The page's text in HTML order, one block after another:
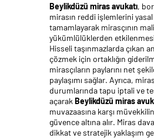
Beylikdüzü miras avukatı,
mirasın reddi işlemlerini
tamamlayarak mirasçının mali
yükümlülüklerden
Hisseli taşınmazlarda çıkan
çözmek için ortaklığın
mirasçıların paylarını net
paylaşımı sağlar. Ayrıca,
durumlarında tapu iptali ve
açarak Beylikdüzü miras
muvazaasına karşı
güvence altına alır. Miras
dikkat ve stratejik yaklaşım